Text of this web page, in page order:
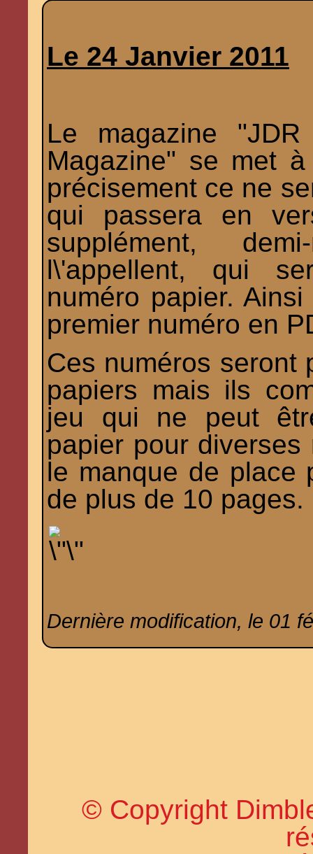
Le 24 Janvier 2011
Le magazine
Magazine" se met
précisement ce ne
qui passera en
supplément,
l\'appellent, qui
numéro papier.
premier numéro en
Ces numéros seront
papiers mais ils
jeu qui ne peut
papier pour
le manque de place
de plus de 10 pages.
Dernière modification, le 01
© Copyright